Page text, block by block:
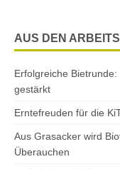
AUS DEN
Erfolgreiche
gestärkt
Erntefreuden für die
Aus Grasacker wird
Überauchen